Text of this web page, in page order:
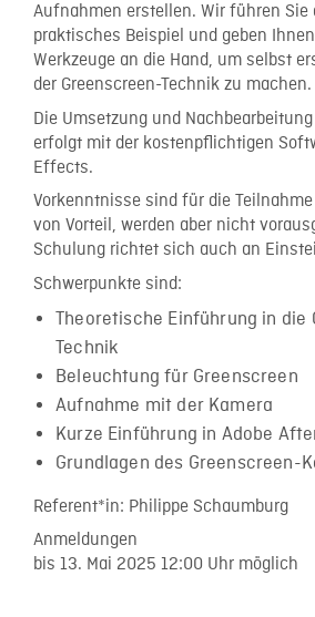
Aufnahmen erstellen. Wir führen Sie
praktisches Beispiel und geben
Werkzeuge an die Hand, um selbst
der Greenscreen-Technik zu machen.
Die Umsetzung und
erfolgt mit der kostenpflichtigen
Effects.
Vorkenntnisse sind für die
von Vorteil, werden aber nicht
Schulung richtet sich auch an
Schwerpunkte sind:
Theoretische Einführung in die
Technik
Beleuchtung für Greenscreen
Aufnahme mit der Kamera
Kurze Einführung in Adobe
Grundlagen des Greenscreen-
Referent*in: Philippe Schaumburg
Anmeldungen
bis 13. Mai 2025 12:00 Uhr möglich